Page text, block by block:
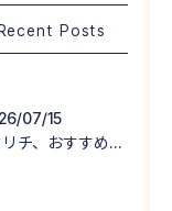
Recent Posts
07/15
📍#クリチ、おすすめの食べ方！